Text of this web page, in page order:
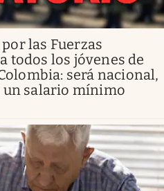
las Fuerzas
todos los jóvenes de
será nacional,
salario mínimo